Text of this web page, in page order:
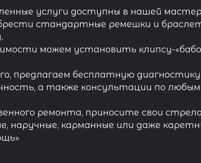
услуги доступны в нашей
стандартные ремешки и
можем установить клипсу-
предлагаем бесплатную
а также консультации по любым
ремонта, приносите свои
наручные, карманные или даже